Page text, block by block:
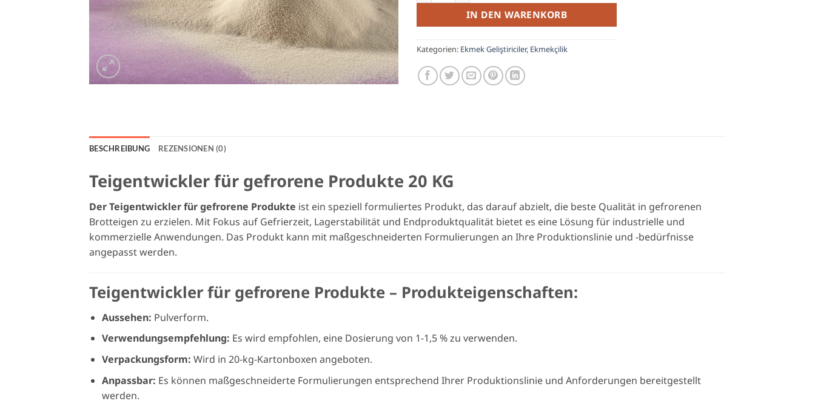
IN DEN WARENKORB
Kategorien: Ekmek Geliştiriciler, Ekmekçilik
BESCHREIBUNG REZENSIONEN (0)
Teigentwickler für gefrorene Produkte 20 KG
Der Teigentwickler für gefrorene Produkte ist ein speziell formuliertes Produkt, das darauf abzielt, die beste Qualität in gefrorenen
Brotteigen zu erzielen. Mit Fokus auf Gefrierzeit, Lagerstabilität und Endproduktqualität bietet es eine Lösung für industrielle und
kommerzielle Anwendungen. Das Produkt kann mit maßgeschneiderten Formulierungen an Ihre Produktionslinie und -bedürfnisse
angepasst werden.
Teigentwickler für gefrorene Produkte – Produkteigenschaften:
Aussehen: Pulverform.
Verwendungsempfehlung: Es wird empfohlen, eine Dosierung von 1-1,5 % zu verwenden.
Verpackungsform: Wird in 20-kg-Kartonboxen angeboten.
Anpassbar: Es können maßgeschneiderte Formulierungen entsprechend Ihrer Produktionslinie und Anforderungen bereitgestellt
werden.